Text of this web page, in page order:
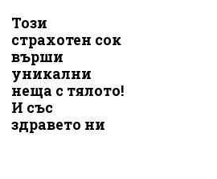
Този
страхотен сок
върши
уникални
неща с тялото!
И със
здравето ни